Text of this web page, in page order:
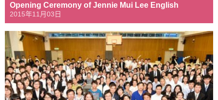
Opening Ceremony of Jennie Mui Lee English
2015年11月03日